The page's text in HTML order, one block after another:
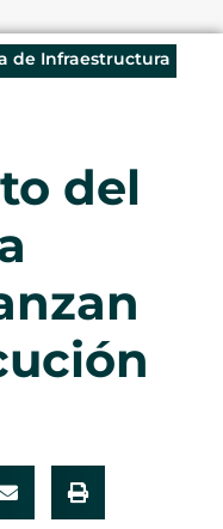
de Infraestructura
del